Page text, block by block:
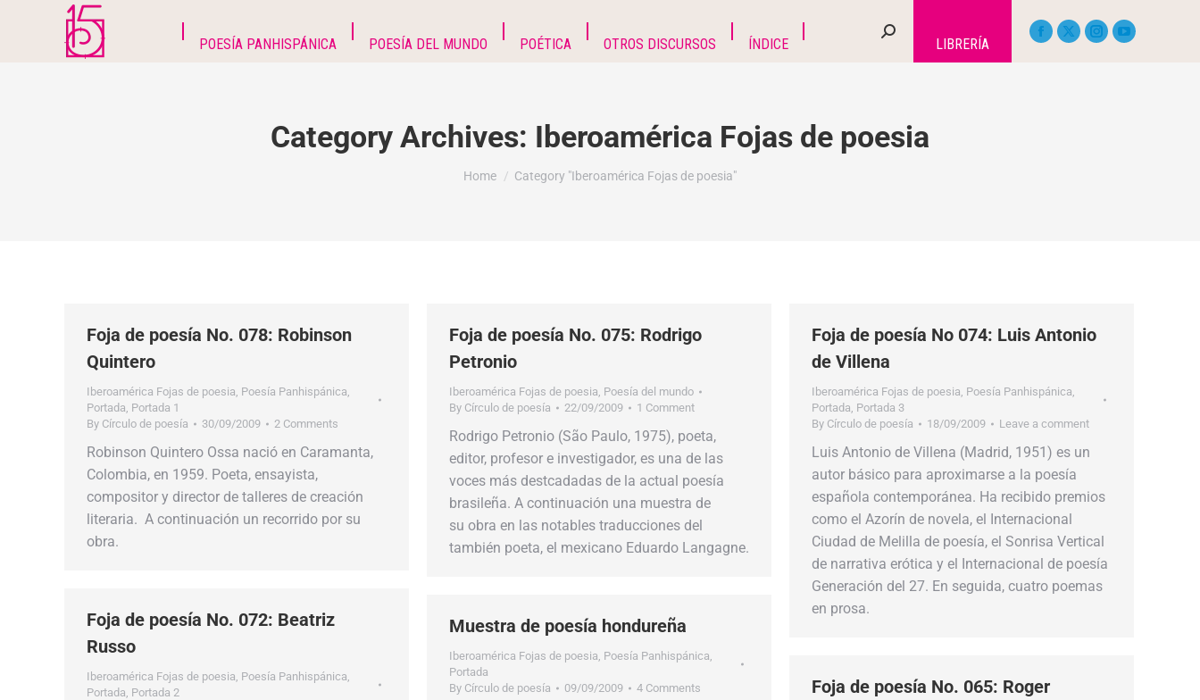
POESÍA PANHISPÁNICA POESÍA DEL MUNDO POÉTICA OTROS DISCURSOS ÍNDICE LIBRERÍA
Category Archives: Iberoamérica Fojas de poesia
You are here:
Home Category "Iberoamérica Fojas de poesia"
Foja de poesía No. 078: Robinson
Quintero
Iberoamérica Fojas de poesia, Poesía Panhispánica,
Portada, Portada 1
By Círculo de poesía 30/09/2009 2 Comments
Robinson Quintero Ossa nació en Caramanta,
Colombia, en 1959. Poeta, ensayista,
compositor y director de talleres de creación
literaria. A continuación un recorrido por su
obra.
Foja de poesía No. 075: Rodrigo
Petronio
Iberoamérica Fojas de poesia, Poesía del mundo
By Círculo de poesía 22/09/2009 1 Comment
Rodrigo Petronio (São Paulo, 1975), poeta,
editor, profesor e investigador, es una de las
voces más destcadadas de la actual poesía
brasileña. A continuación una muestra de
su obra en las notables traducciones del
también poeta, el mexicano Eduardo Langagne.
Foja de poesía No 074: Luis Antonio
de Villena
Iberoamérica Fojas de poesia, Poesía Panhispánica,
Portada, Portada 3
By Círculo de poesía 18/09/2009 Leave a comment
Luis Antonio de Villena (Madrid, 1951) es un
autor básico para aproximarse a la poesía
española contemporánea. Ha recibido premios
como el Azorín de novela, el Internacional
Ciudad de Melilla de poesía, el Sonrisa Vertical
de narrativa erótica y el Internacional de poesía
Generación del 27. En seguida, cuatro poemas
en prosa.
Foja de poesía No. 072: Beatriz
Russo
Iberoamérica Fojas de poesia, Poesía Panhispánica,
Portada, Portada 2
Muestra de poesía hondureña
Iberoamérica Fojas de poesia, Poesía Panhispánica,
Portada
By Círculo de poesía 09/09/2009 4 Comments
Foja de poesía No. 065: Roger